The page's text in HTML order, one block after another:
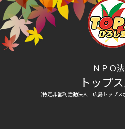
ＮＰＯ
トップ
（特定非営利活動法人 広島トップス